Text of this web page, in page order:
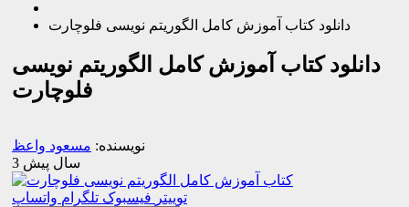
دانلود کتاب آموزش کامل الگوریتم نویسی فلوچارت
دانلود کتاب آموزش کامل الگوریتم نویسی
فلوچارت
نویسنده: مسعود واعظ
3 سال پیش
توییتر فیسبوک تلگرام واتساپ